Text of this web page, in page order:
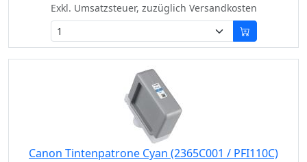
Exkl. Umsatzsteuer, zuzüglich Versandkosten
Canon Tintenpatrone Cyan (2365C001 / PFI110C)